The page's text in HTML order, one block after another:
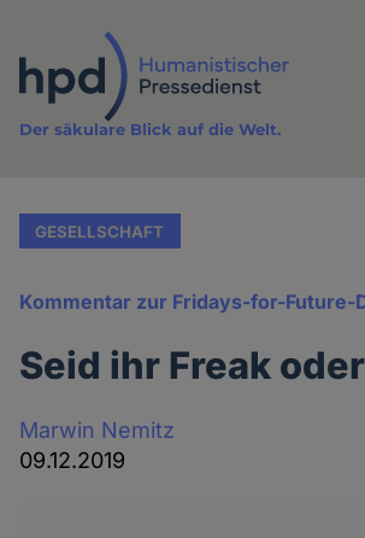
Inhalt
Der säkulare Blick auf die Welt.
GESELLSCHAFT
Kommentar zur Fridays-for-Future-
Seid ihr Freak
Marwin Nemitz
09.12.2019